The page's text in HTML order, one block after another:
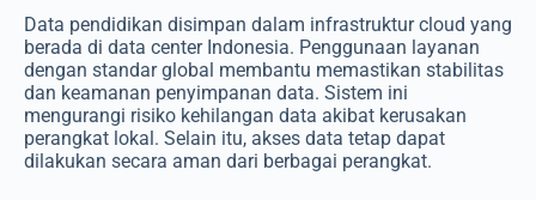
Data pendidikan disimpan dalam infrastruktur cloud yang
berada di data center Indonesia. Penggunaan layanan
dengan standar global membantu memastikan stabilitas
dan keamanan penyimpanan data. Sistem ini
mengurangi risiko kehilangan data akibat kerusakan
perangkat lokal. Selain itu, akses data tetap dapat
dilakukan secara aman dari berbagai perangkat.